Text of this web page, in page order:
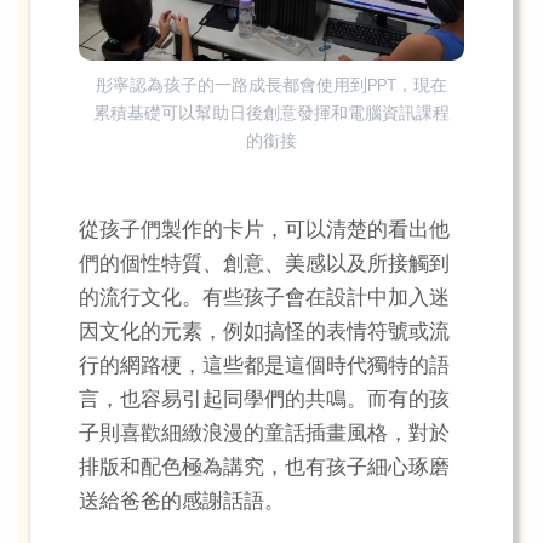
彤寧認為孩子的一路成長都會使用到PPT，現在
累積基礎可以幫助日後創意發揮和電腦資訊課程
的銜接
從孩子們製作的卡片，可以清楚的看出他
們的個性特質、創意、美感以及所接觸到
的流行文化。有些孩子會在設計中加入迷
因文化的元素，例如搞怪的表情符號或流
行的網路梗，這些都是這個時代獨特的語
言，也容易引起同學們的共鳴。而有的孩
子則喜歡細緻浪漫的童話插畫風格，對於
排版和配色極為講究，也有孩子細心琢磨
送給爸爸的感謝話語。